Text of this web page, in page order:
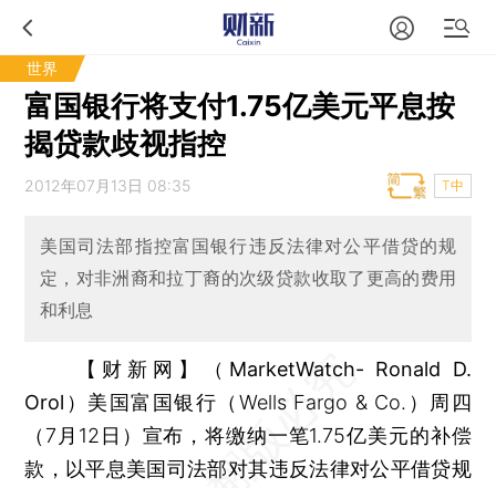
世界
富国银行将支付1.75亿美元平息按
揭贷款歧视指控
2012年07月13日 08:35 T中
美国司法部指控富国银行违反法律对公平借贷的规
定，对非洲裔和拉丁裔的次级贷款收取了更高的费用
和利息
【财新网】（MarketWatch- Ronald D.
Orol） 美国富国银行（Wells Fargo & Co.）周四
（7月12日）宣布，将缴纳一笔1.75亿美元的补偿
款，以平息美国司法部对其违反法律对公平借贷规